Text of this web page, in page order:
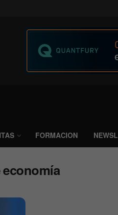
FORMACION